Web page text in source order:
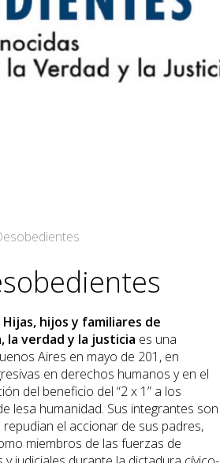
hijos y familiares de
la verdad y la justicia es una
Aires en mayo de 201, en
en derechos humanos y en el
del beneficio del “2 x 1” a los
lesa humanidad. Sus integrantes son
el accionar de sus padres,
miembros de las fuerzas de